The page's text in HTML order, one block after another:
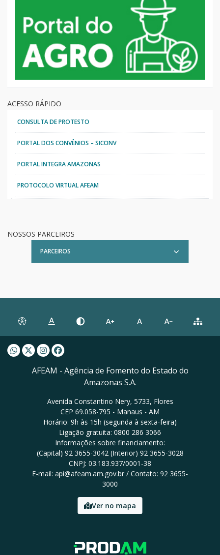
ACESSO RÁPIDO
CONSULTA DE PROTESTO
PORTAL DOS CONVÊNIOS – SICONV
PORTAL INTEGRA AMAZONAS
PROTOCOLO VIRTUAL AFEAM
NOSSOS PARCEIROS
PARCEIROS
Whatsapp AFEAM
Twitter AFEAM
Instagram AFEAM
Facebook AFEAM
AFEAM - Agência de Fomento do Estado do
Amazonas S.A.
Avenida Constantino Nery, 5733, Flores
CEP 69.058-795 - Manaus - AM
Horário: 9h às 15h (segunda à sexta-feira)
Ligação gratuita: 0800 286 3066
Informações sobre financiamento:
(Capital) 92 3655-3042 (Interior) 92 3655-3028
CNPJ: 03.183.937/0001-38
E-mail: api@afeam.am.gov.br / Contato: 92 3655-
3000
Ver no mapa